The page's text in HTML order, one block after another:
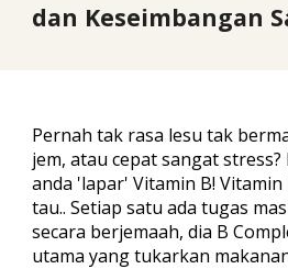
dan Keseimbangan
Pernah tak rasa lesu tak
jem, atau cepat sangat
anda 'lapar'Vitamin B!
tau.. Setiap satu ada tugas
secara berjemaah, dia B
utama yang tukarkan